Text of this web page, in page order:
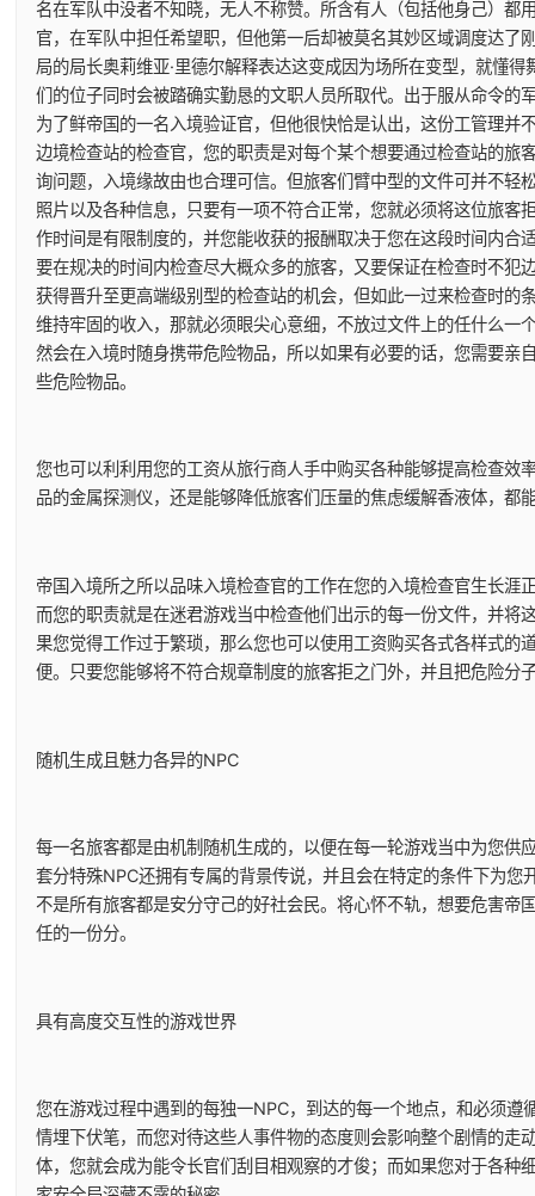
名在军队中没者不知晓，无人不称赞。所含有人（包括他身己）都
官，在军队中担任希望职，但他第一后却被莫名其妙区域调度达了
局的局长奥莉维亚·里德尔解释表达这变成因为场所在变型，就懂
们的位子同时会被踏确实勤恳的文职人员所取代。出于服从命令的
为了鲜帝国的一名入境验证官，但他很快恰是认出，这份工管理
边境检查站的检查官，您的职责是对每个某个想要通过检查站的旅
询问题，入境缘故由也合理可信。但旅客们臂中型的文件可并不轻
照片以及各种信息，只要有一项不符合正常，您就必须将这位旅客
作时间是有限制度的，并您能收获的报酬取决于您在这段时间内合
要在规决的时间内检查尽大概众多的旅客，又要保证在检查时不犯
获得晋升至更高端级别型的检查站的机会，但如此一过来检查时的
维持牢固的收入，那就必须眼尖心意细，不放过文件上的任什么一
然会在入境时随身携带危险物品，所以如果有必要的话，您需要亲
些危险物品。
您也可以利利用您的工资从旅行商人手中购买各种能够提高检查效
品的金属探测仪，还是能够降低旅客们压量的焦虑缓解香液体，都
帝国入境所之所以品味入境检查官的工作在您的入境检查官生长涯
而您的职责就是在迷君游戏当中检查他们出示的每一份文件，并将
果您觉得工作过于繁琐，那么您也可以使用工资购买各式各样式的
便。只要您能够将不符合规章制度的旅客拒之门外，并且把危险分
随机生成且魅力各异的NPC
每一名旅客都是由机制随机生成的，以便在每一轮游戏当中为您供
套分特殊NPC还拥有专属的背景传说，并且会在特定的条件下为您
不是所有旅客都是安分守己的好社会民。将心怀不轨，想要危害帝
任的一份分。
具有高度交互性的游戏世界
您在游戏过程中遇到的每独一NPC，到达的每一个地点，和必须遵
情埋下伏笔，而您对待这些人事件物的态度则会影响整个剧情的走
体，您就会成为能令长官们刮目相观察的才俊；而如果您对于各种